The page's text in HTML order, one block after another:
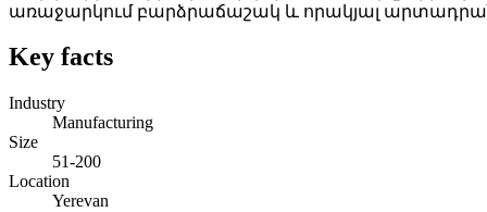
առաջարկում բարձրաճաշակ և որակյալ
Key facts
Industry
Manufacturing
Size
51-200
Location
Yerevan